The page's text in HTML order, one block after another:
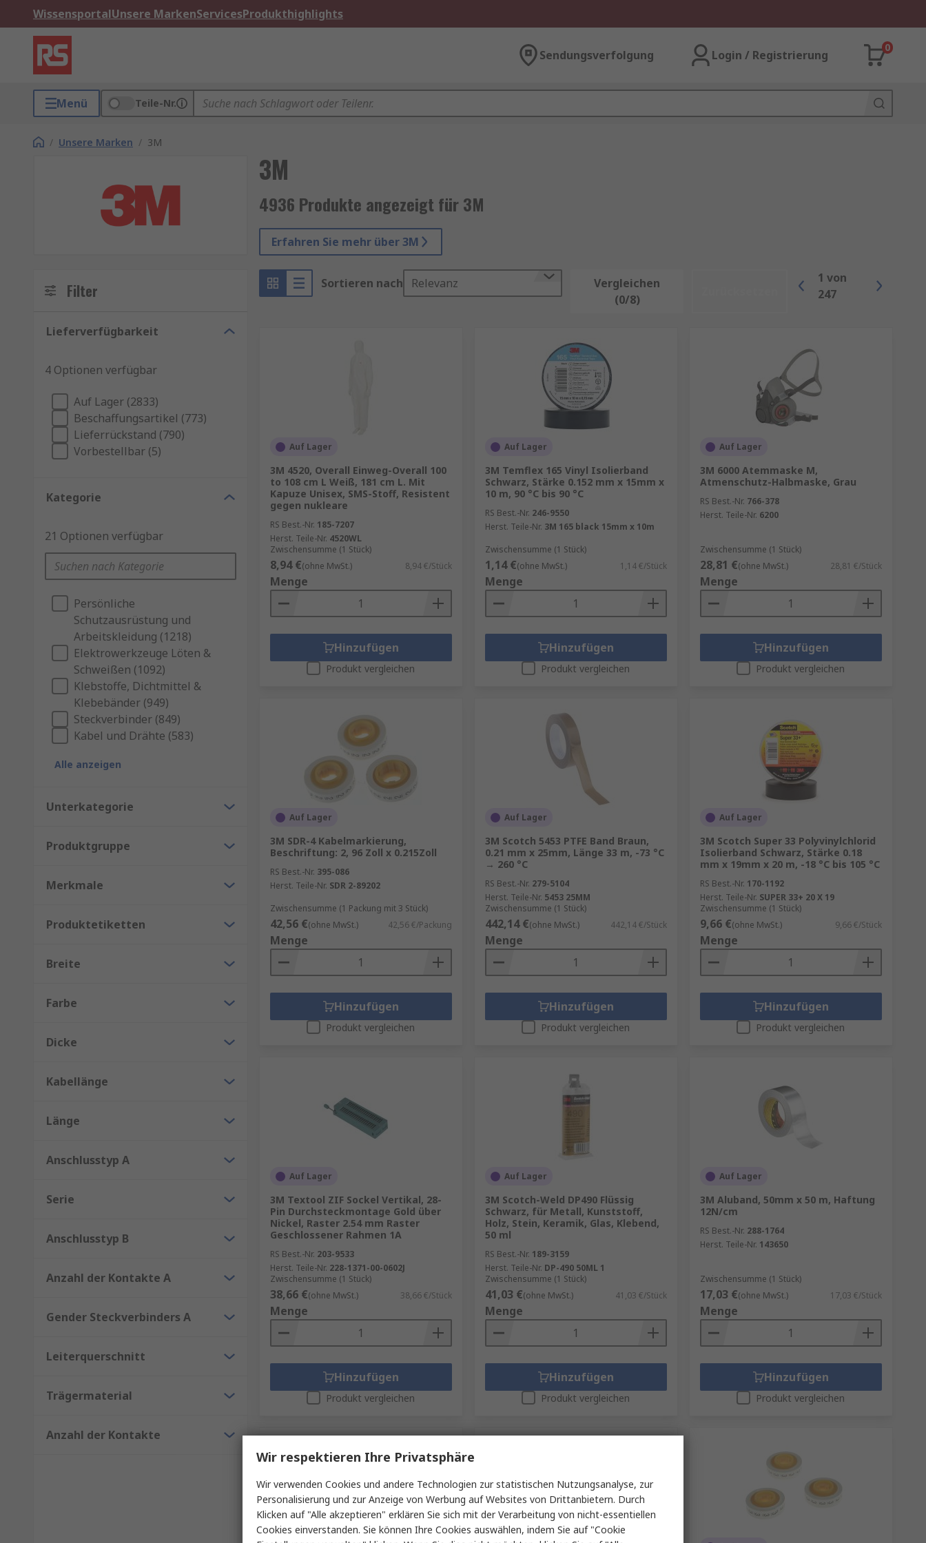
WissensportalUnsere MarkenServicesProdukthighlights
Sendungsverfolgung Login / Registrierung
0
Menü Teile-Nr.
/ Unsere Marken / 3M
3M
4936 Produkte angezeigt für 3M
Erfahren Sie mehr über 3M
Filter
Lieferverfügbarkeit
4 Optionen verfügbar
Auf Lager (2833)
Beschaffungsartikel (773)
Lieferrückstand (790)
Vorbestellbar (5)
Kategorie
21 Optionen verfügbar
Persönliche
Schutzausrüstung und
Arbeitskleidung (1218)
Elektrowerkzeuge Löten &
Schweißen (1092)
Klebstoffe, Dichtmittel &
Klebebänder (949)
Steckverbinder (849)
Kabel und Drähte (583)
Alle anzeigen
Unterkategorie
Produktgruppe
Merkmale
Produktetiketten
Breite
Farbe
Dicke
Kabellänge
Länge
Anschlusstyp A
Serie
Anschlusstyp B
Anzahl der Kontakte A
Gender Steckverbinders A
Leiterquerschnitt
Trägermaterial
Anzahl der Kontakte
Sortieren nach Relevanz
Vergleichen
(0/8)
1 von
247
Auf Lager
3M 4520, Overall Einweg-Overall 100
to 108 cm L Weiß, 181 cm L. Mit
Kapuze Unisex, SMS-Stoff, Resistent
gegen nukleare
RS Best.-Nr. 185-7207
Herst. Teile-Nr. 4520WL
Zwischensumme (1 Stück)
8,94 €(ohne MwSt.) 8,94 €/Stück
Menge
Hinzufügen
Produkt vergleichen
Auf Lager
3M Temflex 165 Vinyl Isolierband
Schwarz, Stärke 0.152 mm x 15mm x
10 m, 90 °C bis 90 °C
RS Best.-Nr. 246-9550
Herst. Teile-Nr. 3M 165 black 15mm x 10m
Zwischensumme (1 Stück)
1,14 €(ohne MwSt.) 1,14 €/Stück
Menge
Hinzufügen
Produkt vergleichen
Auf Lager
3M 6000 Atemmaske M,
Atmenschutz-Halbmaske, Grau
RS Best.-Nr. 766-378
Herst. Teile-Nr. 6200
Zwischensumme (1 Stück)
28,81 €(ohne MwSt.) 28,81 €/Stück
Menge
Hinzufügen
Produkt vergleichen
Auf Lager
3M SDR-4 Kabelmarkierung,
Beschriftung: 2, 96 Zoll x 0.215Zoll
RS Best.-Nr. 395-086
Herst. Teile-Nr. SDR 2-89202
Zwischensumme (1 Packung mit 3 Stück)
42,56 €(ohne MwSt.) 42,56 €/Packung
Menge
Hinzufügen
Produkt vergleichen
Auf Lager
3M Scotch 5453 PTFE Band Braun,
0.21 mm x 25mm, Länge 33 m, -73 °C
→ 260 °C
RS Best.-Nr. 279-5104
Herst. Teile-Nr. 5453 25MM
Zwischensumme (1 Stück)
442,14 €(ohne MwSt.) 442,14 €/Stück
Menge
Hinzufügen
Produkt vergleichen
Auf Lager
3M Scotch Super 33 Polyvinylchlorid
Isolierband Schwarz, Stärke 0.18
mm x 19mm x 20 m, -18 °C bis 105 °C
RS Best.-Nr. 170-1192
Herst. Teile-Nr. SUPER 33+ 20 X 19
Zwischensumme (1 Stück)
9,66 €(ohne MwSt.) 9,66 €/Stück
Menge
Hinzufügen
Produkt vergleichen
Auf Lager
3M Textool ZIF Sockel Vertikal, 28-
Pin Durchsteckmontage Gold über
Nickel, Raster 2.54 mm Raster
Geschlossener Rahmen 1A
RS Best.-Nr. 203-9533
Herst. Teile-Nr. 228-1371-00-0602J
Zwischensumme (1 Stück)
38,66 €(ohne MwSt.) 38,66 €/Stück
Menge
Hinzufügen
Produkt vergleichen
Auf Lager
3M Scotch-Weld DP490 Flüssig
Schwarz, für Metall, Kunststoff,
Holz, Stein, Keramik, Glas, Klebend,
50 ml
RS Best.-Nr. 189-3159
Herst. Teile-Nr. DP-490 50ML 1
Zwischensumme (1 Stück)
41,03 €(ohne MwSt.) 41,03 €/Stück
Menge
Hinzufügen
Produkt vergleichen
Auf Lager
3M Aluband, 50mm x 50 m, Haftung
12N/cm
RS Best.-Nr. 288-1764
Herst. Teile-Nr. 143650
Zwischensumme (1 Stück)
17,03 €(ohne MwSt.) 17,03 €/Stück
Menge
Hinzufügen
Produkt vergleichen
Wir respektieren Ihre Privatsphäre
Wir verwenden Cookies und andere Technologien zur statistischen Nutzungsanalyse, zur
Personalisierung und zur Anzeige von Werbung auf Websites von Drittanbietern. Durch
Klicken auf "Alle akzeptieren" erklären Sie sich mit der Verarbeitung von nicht-essentiellen
Cookies einverstanden. Sie können Ihre Cookies auswählen, indem Sie auf "Cookie